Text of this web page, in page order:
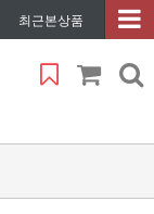
최근본상품